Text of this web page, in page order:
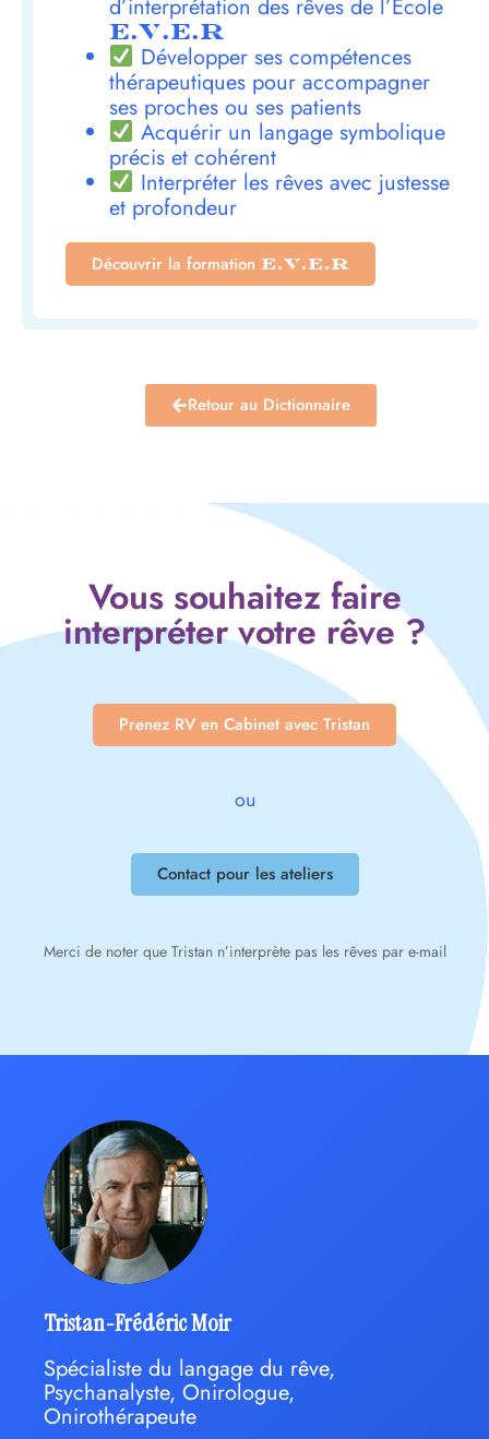
d’interprétation des rêves de l’École
E.V.E.R
Développer ses compétences
thérapeutiques pour accompagner
ses proches ou ses patients
Acquérir un langage symbolique
précis et cohérent
Interpréter les rêves avec justesse
et profondeur
Découvrir la formation E.V.E.R
Retour au Dictionnaire
Vous souhaitez faire
interpréter votre rêve ?
Prenez RV en Cabinet avec Tristan
ou
Contact pour les ateliers
Merci de noter que Tristan n’interprète pas les rêves par e-mail
Tristan-Frédéric Moir
Spécialiste du langage du rêve,
Psychanalyste, Onirologue,
Onirothérapeute